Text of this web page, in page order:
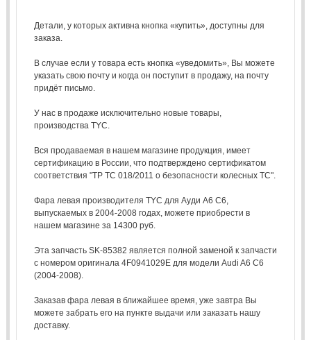
Детали, у которых активна кнопка «купить», доступны для
заказа.
В случае если у товара есть кнопка «уведомить», Вы можете
указать свою почту и когда он поступит в продажу, на почту
придёт письмо.
У нас в продаже исключительно новые товары,
производства TYC.
Вся продаваемая в нашем магазине продукция, имеет
сертификацию в России, что подтверждено сертификатом
соответствия "ТР ТС 018/2011 о безопасности колесных ТС".
Фара левая производителя TYC для Ауди А6 С6,
выпускаемых в 2004-2008 годах, можете приобрести в
нашем магазине за 14300 руб.
Эта запчасть SK-85382 является полной заменой к запчасти
с номером оригинала 4F0941029E для модели Audi A6 C6
(2004-2008).
Заказав фара левая в ближайшее время, уже завтра Вы
можете забрать его на пункте выдачи или заказать нашу
доставку.